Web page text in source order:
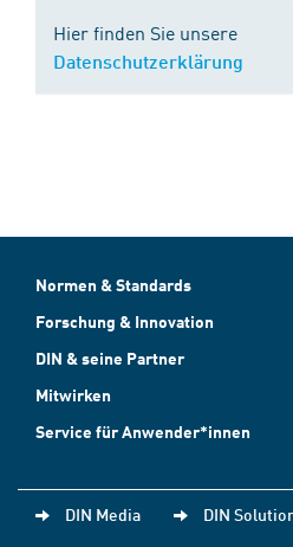
Hier finden Sie unsere
Datenschutzerklärung
Normen & Standards
Forschung & Innovation
DIN & seine Partner
Mitwirken
Service für Anwender*innen
DIN Media DIN